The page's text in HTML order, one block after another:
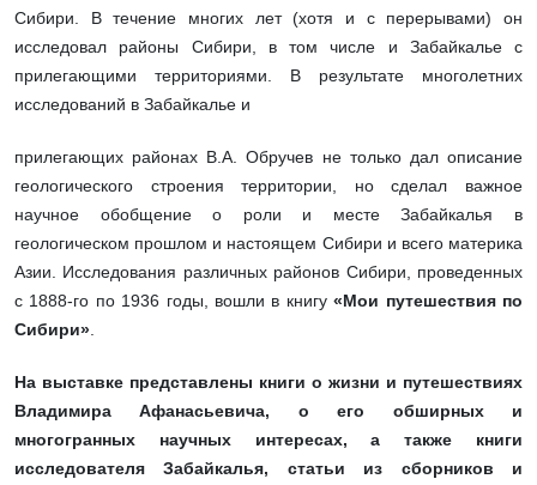
Сибири. В течение многих лет (хотя и с перерывами) он
исследовал районы Сибири, в том числе и Забайкалье с
прилегающими территориями. В результате многолетних
исследований в Забайкалье и
прилегающих районах В.А. Обручев не только дал описание
геологического строения территории, но сделал важное
научное обобщение о роли и месте Забайкалья в
геологическом прошлом и настоящем Сибири и всего материка
Азии. Исследования различных районов Сибири, проведенных
с 1888-го по 1936 годы, вошли в книгу«Мои путешествия по
Сибири»
На выставке представлены книги о жизни и путешествиях
Владимира Афанасьевича, о его обширных и
многогранных научных интересах, а также книги
исследователя Забайкалья, статьи из сборников и